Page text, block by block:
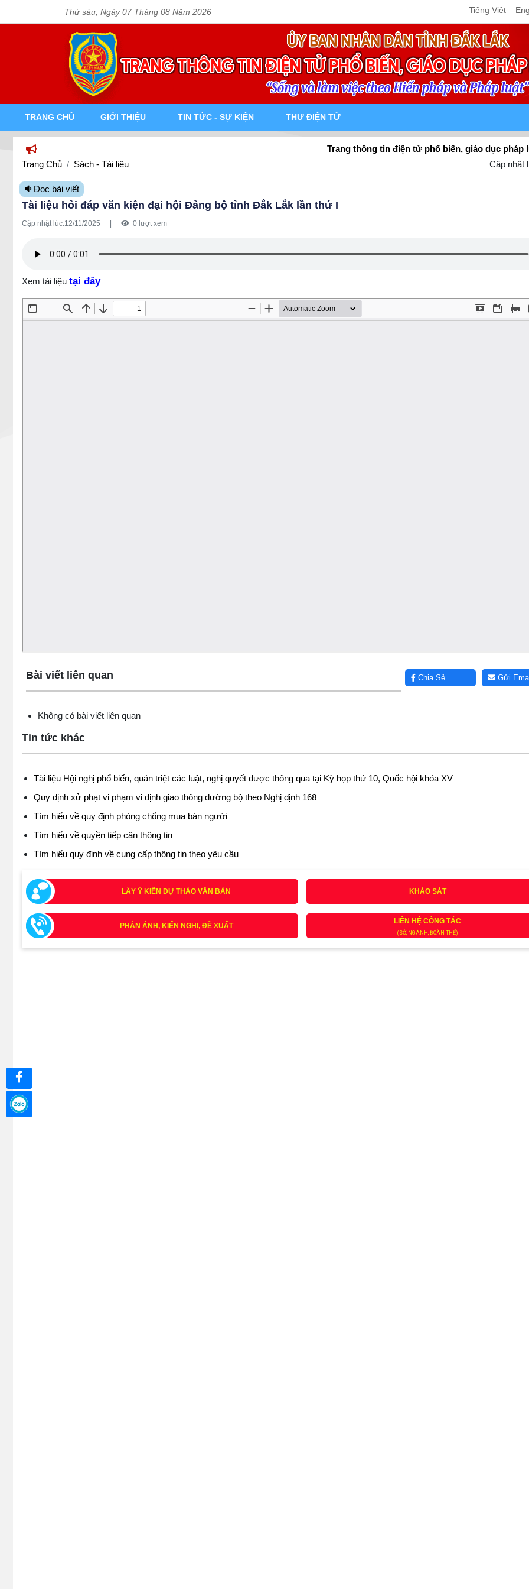
Thứ sáu, Ngày 07 Tháng 08 Năm 2026 Tiếng Việt
TRANG CHỦ GIỚI THIỆU TIN TỨC - SỰ KIỆN THƯ ĐIỆN TỬ
Trang thông tin điện tử phổ biến, giáo dục pháp luật tỉnh
Trang Chủ
Sách - Tài liệu Cập nhật
Đọc bài viết
Tài liệu hỏi đáp văn kiện đại hội Đảng bộ tỉnh Đắk Lắk lần thứ I
Cập nhật lúc:12/11/2025 0 lượt xem
Xem tài liệu tại đây
Gửi
Chia Sẻ
Bài viết liên quan
Không có bài viết liên quan
Tin tức khác
Tài liệu Hội nghị phổ biến, quán triệt các luật, nghị quyết được thông qua tại Kỳ họp thứ 10, Quốc hội khóa XV
Quy định xử phạt vi phạm vi định giao thông đường bộ theo Nghị định 168
Tìm hiểu về quy định phòng chống mua bán người
Tìm hiểu về quyền tiếp cận thông tin
Tìm hiểu quy định về cung cấp thông tin theo yêu cầu
LẤY Ý KIẾN DỰ THẢO VĂN BẢN KHẢO SÁT
PHẢN ÁNH, KIẾN NGHỊ, ĐỀ XUẤT
LIÊN HỆ CÔNG TÁC
(SỞ, NGÀNH, ĐOÀN THỂ)